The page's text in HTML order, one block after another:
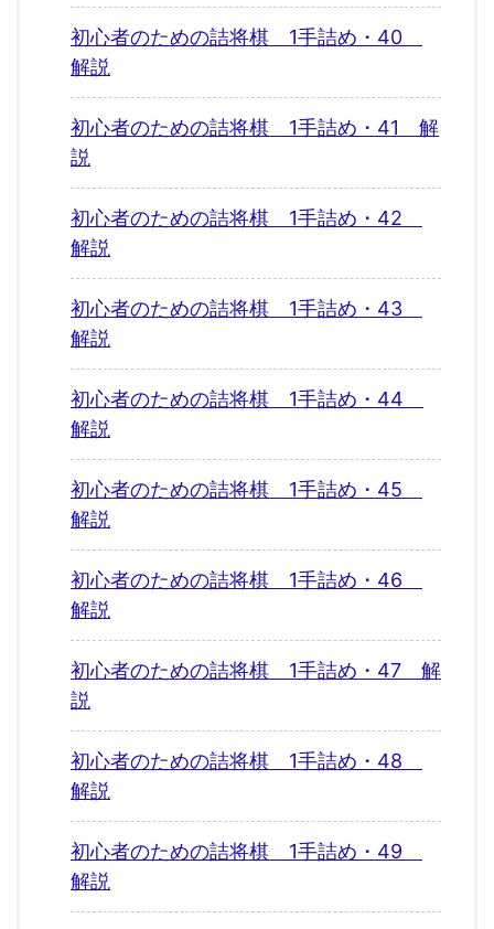
初心者のための詰将棋 1手詰め・40
解説
初心者のための詰将棋 1手詰め・41 解
説
初心者のための詰将棋 1手詰め・42
解説
初心者のための詰将棋 1手詰め・43
解説
初心者のための詰将棋 1手詰め・44
解説
初心者のための詰将棋 1手詰め・45
解説
初心者のための詰将棋 1手詰め・46
解説
初心者のための詰将棋 1手詰め・47 解
説
初心者のための詰将棋 1手詰め・48
解説
初心者のための詰将棋 1手詰め・49
解説